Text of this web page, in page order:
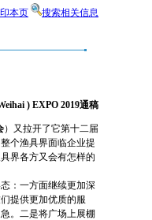
本页 搜索相关信息
) EXPO 2019通稿
）又拉开了它第十二届
个渔具界面临企业提
界各方又会有怎样的
：一方面继续更加深
提供更加优质的服
。二是将广场上展棚